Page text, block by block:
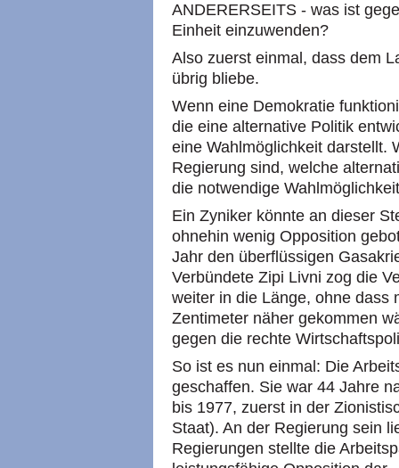
ANDERERSEITS - was ist
Einheit einzuwenden?
Also zuerst einmal, dass dem
übrig bliebe.
Wenn eine Demokratie
die eine alternative Politik
eine Wahlmöglichkeit darstellt.
Regierung sind, welche
die notwendige
Ein Zyniker könnte an dieser
ohnehin wenig Opposition
Jahr den überflüssigen
Verbündete Zipi Livni zog die
weiter in die Länge, ohne dass
Zentimeter näher gekommen
gegen die rechte
So ist es nun einmal: Die
geschaffen. Sie war 44 Jahre
bis 1977, zuerst in der
Staat). An der Regierung sein
Regierungen stellte die